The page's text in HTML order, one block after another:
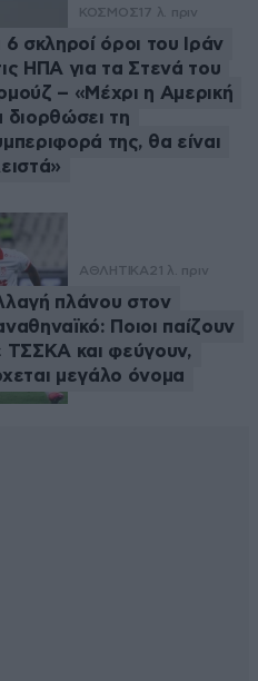
ΚΟΣΜΟΣ 17 λ. πριν
6 σκληροί όροι του Ιράν
ΗΠΑ για τα Στενά του
– «Μέχρι η Αμερική
διορθώσει τη
της, θα είναι
ΑΘΛΗΤΙΚΑ 21 λ. πριν
πλάνου στον
Ποιοι παίζουν
ΤΣΣΚΑ και φεύγουν,
μεγάλο όνομα